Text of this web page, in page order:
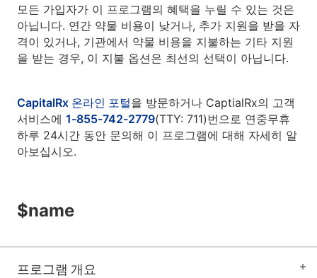
모든 가입자가 이 프로그램의 혜택을 누릴 수 있는 것은
아닙니다. 연간 약물 비용이 낮거나, 추가 지원을 받을 자
격이 있거나, 기관에서 약물 비용을 지불하는 기타 지원
을 받는 경우, 이 지불 옵션은 최선의 선택이 아닙니다.
CapitalRx 온라인 포털을 방문하거나 CaptialRx의 고객
서비스에 1-855-742-2779(TTY: 711)번으로 연중무휴
하루 24시간 동안 문의해 이 프로그램에 대해 자세히 알
아보십시오.
$name
프로그램 개요